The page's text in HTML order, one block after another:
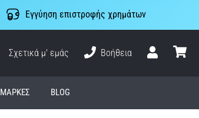
Εγγύηση επιστροφής χρημάτων
Σχετικά μ' εμάς
Βοήθεια
ΜΆΡΚΕΣ BLOG